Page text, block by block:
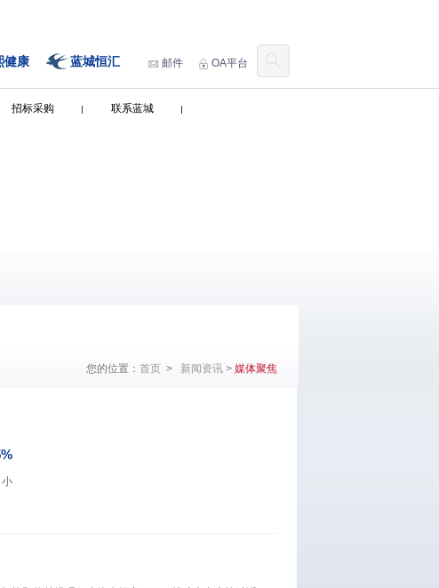
健康 蓝城恒汇 邮件 OA平台
招标采购 联系蓝城
您的位置： 首页> 新闻资讯 > 媒体聚焦
小